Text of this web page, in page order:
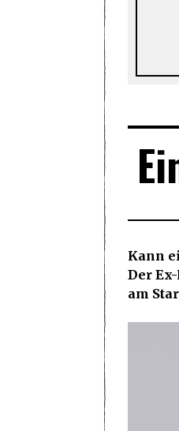
Kann
Der
am